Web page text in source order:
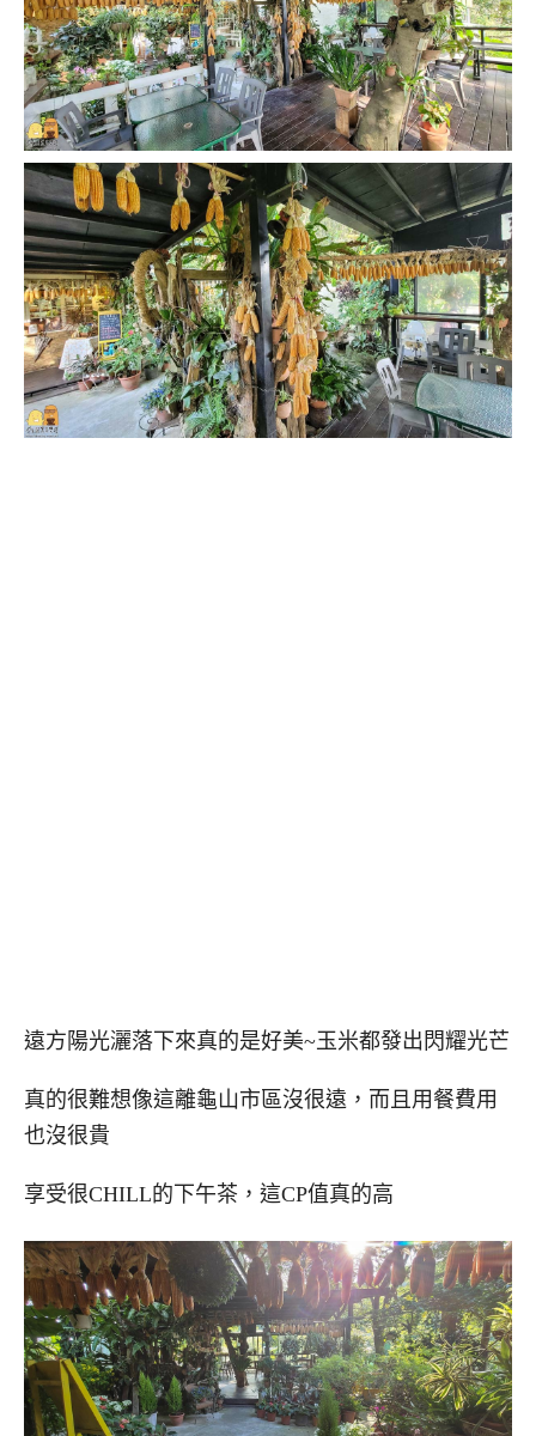
遠方陽光灑落下來真的是好美~玉米都發出閃耀光芒
真的很難想像這離龜山市區沒很遠，而且用餐費用
也沒很貴
享受很CHILL的下午茶，這CP值真的高